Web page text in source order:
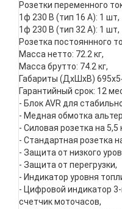
Розетки переменного
1ф 230 В (тип 16 А): 1 шт,
1ф 230 В (тип 32 А): 1 шт,
Розетка постояннного
Масса нетто: 72.2 кг,
Масса брутто: 74.2 кг,
Габариты (ДхШхВ)
Гарантийный срок: 12
- Блок AVR для
- Медная обмотка
- Силовая розетка на 5,5
- Стандартная розетка
- Защита от низкого
- Защита от перегрузки,
- Индикатор уровня
- Цифровой индикатор
счетчик моточасов,